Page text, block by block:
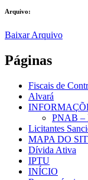
Arquivo:
Baixar Arquivo
Páginas
Fiscais de
Alvará
PNAB –
Licitantes
MAPA DO
Dívida Ativa
IPTU
INÍCIO